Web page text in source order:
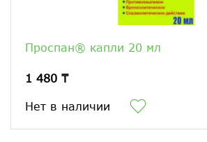
Проспан® капли 20 мл
1 480 ₸
Нет в наличии